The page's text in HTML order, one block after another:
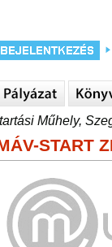
Műhely,
START